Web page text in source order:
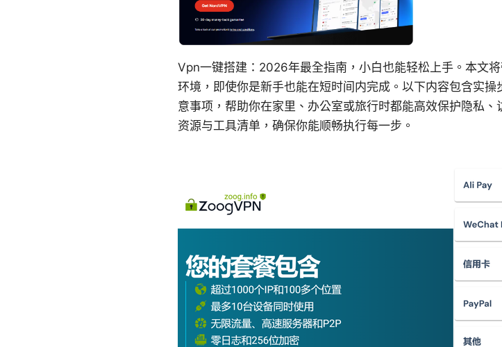
Vpn一键搭建：2026年最全指南，小白也能轻松上手。本文
环境，即使你是新手也能在短时间内完成。以下内容包含实
意事项，帮助你在家里、办公室或旅行时都能高效保护隐私
资源与工具清单，确保你能顺畅执行每一步。